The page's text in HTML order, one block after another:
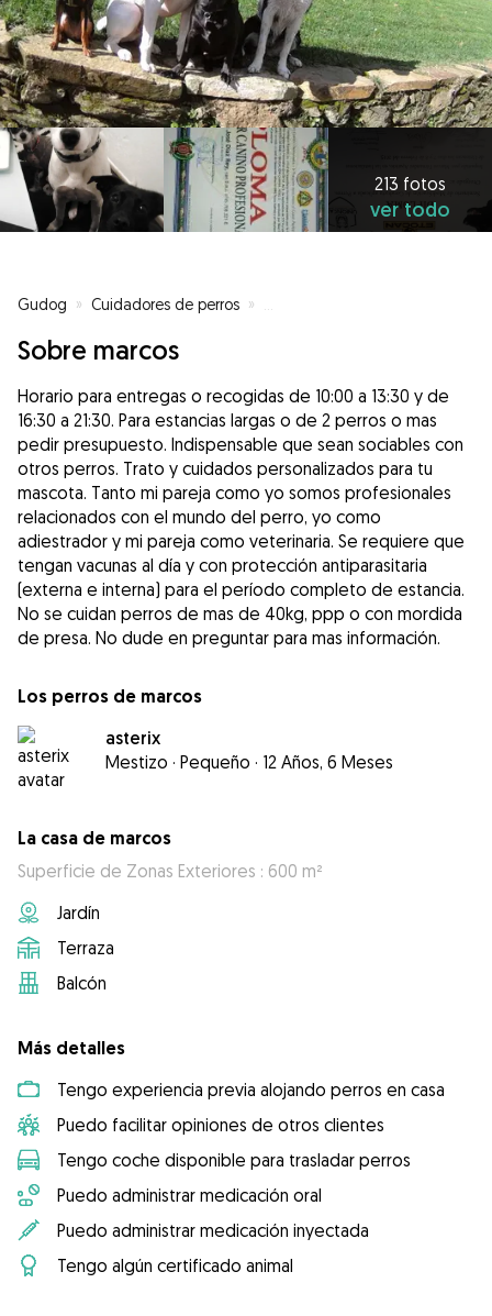
213 fotos
ver todo
Gudog » Cuidadores de perros »
Sobre marcos
Horario para entregas o recogidas de 10:00 a 13:30 y de
16:30 a 21:30. Para estancias largas o de 2 perros o mas
pedir presupuesto. Indispensable que sean sociables con
otros perros. Trato y cuidados personalizados para tu
mascota. Tanto mi pareja como yo somos profesionales
relacionados con el mundo del perro, yo como
adiestrador y mi pareja como veterinaria. Se requiere que
tengan vacunas al día y con protección antiparasitaria
(externa e interna) para el período completo de estancia.
No se cuidan perros de mas de 40kg, ppp o con mordida
de presa. No dude en preguntar para mas información.
Los perros de marcos
asterix
Mestizo · Pequeño · 12 Años, 6 Meses
La casa de marcos
Superficie de Zonas Exteriores : 600 m²
Jardín
Terraza
Balcón
Más detalles
Tengo experiencia previa alojando perros en casa
Puedo facilitar opiniones de otros clientes
Tengo coche disponible para trasladar perros
Puedo administrar medicación oral
Puedo administrar medicación inyectada
Tengo algún certificado animal